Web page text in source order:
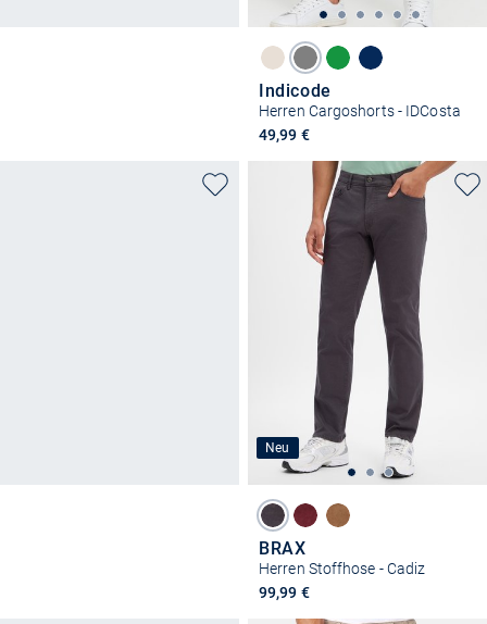
Indicode
Herren Cargoshorts - IDCosta
49,99 €
Neu
BRAX
Herren Stoffhose - Cadiz
99,99 €